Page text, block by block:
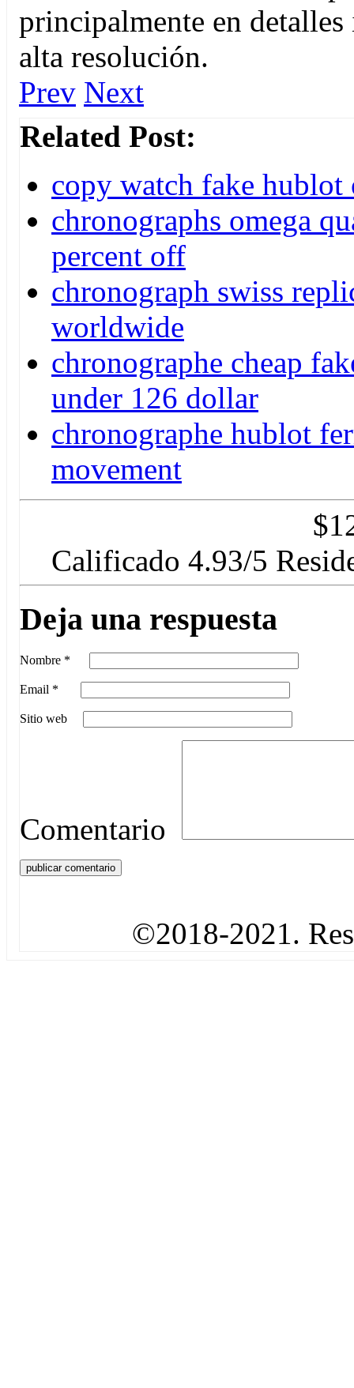
principalmente en
alta resolución.
Prev Next
Related Post:
copy watch fake
chronographs omega
percent off
chronograph swiss
worldwide
chronographe cheap
under 126 dollar
chronographe hublot
movement
$
Calificado 4.93/5
Deja una respuesta
Nombre *
Email *
Sitio web
Comentario
©2018-2021.